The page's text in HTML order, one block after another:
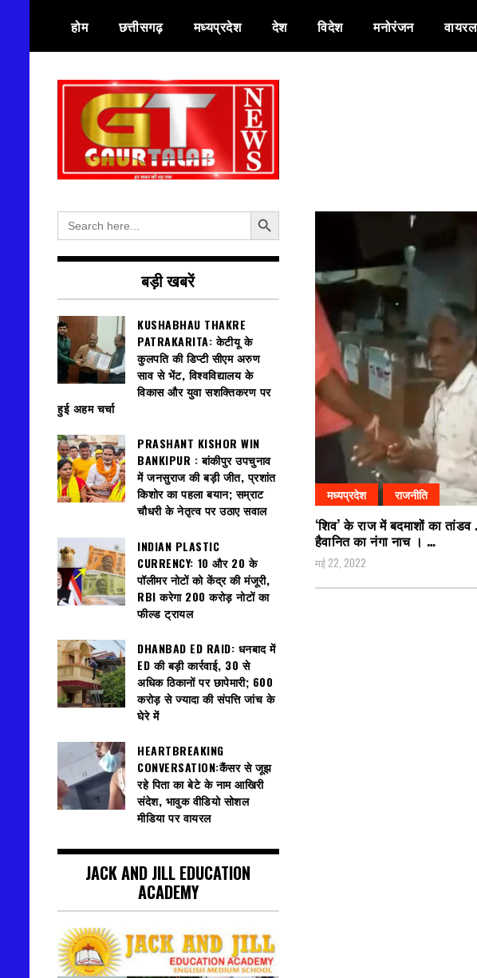
content
होम छत्तीसगढ़ मध्यप्रदेश देश विदेश मनोरंजन वायरल
गौरतलब न्यूज
मध्यप्रदेश राजनीति
‘शिव’ के राज में बदमाशों का
हैवानित का नंगा नाच । …
मई 22, 2022
Search
for:
Search Button
बड़ी खबरें
KUSHABHAU THAKRE
PATRAKARITA: केटीयू के
कुलपति की डिप्टी सीएम अरुण
साव से भेंट, विश्वविद्यालय के
विकास और युवा सशक्तिकरण पर
हुई अहम चर्चा
PRASHANT KISHOR WIN
BANKIPUR : बांकीपुर उपचुनाव
में जनसुराज की बड़ी जीत, प्रशांत
किशोर का पहला बयान; सम्राट
चौधरी के नेतृत्व पर उठाए सवाल
INDIAN PLASTIC
CURRENCY: ₹10 और ₹20 के
पॉलीमर नोटों को केंद्र की मंजूरी,
RBI करेगा 200 करोड़ नोटों का
फील्ड ट्रायल
DHANBAD ED RAID: धनबाद में
ED की बड़ी कार्रवाई, 30 से
अधिक ठिकानों पर छापेमारी; 600
करोड़ से ज्यादा की संपत्ति जांच के
घेरे में
HEARTBREAKING
CONVERSATION:कैंसर से जूझ
रहे पिता का बेटे के नाम आखिरी
संदेश, भावुक वीडियो सोशल
मीडिया पर वायरल
JACK AND JILL EDUCATION
ACADEMY